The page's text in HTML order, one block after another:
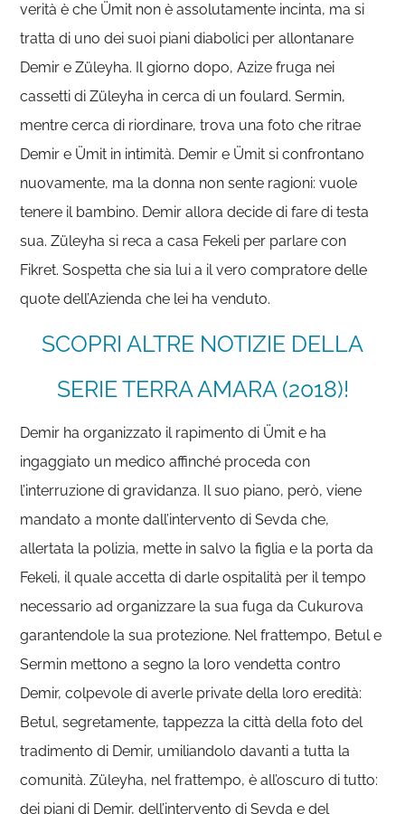
verità è che Ümit non è assolutamente incinta, ma si
tratta di uno dei suoi piani diabolici per allontanare
Demir e Züleyha. Il giorno dopo, Azize fruga nei
cassetti di Züleyha in cerca di un foulard. Sermin,
mentre cerca di riordinare, trova una foto che ritrae
Demir e Ümit in intimità. Demir e Ümit si confrontano
nuovamente, ma la donna non sente ragioni: vuole
tenere il bambino. Demir allora decide di fare di testa
sua. Züleyha si reca a casa Fekeli per parlare con
Fikret. Sospetta che sia lui a il vero compratore delle
quote dell’Azienda che lei ha venduto.
SCOPRI ALTRE NOTIZIE DELLA
SERIE TERRA AMARA (2018)!
Demir ha organizzato il rapimento di Ümit e ha
ingaggiato un medico affinché proceda con
l’interruzione di gravidanza. Il suo piano, però, viene
mandato a monte dall’intervento di Sevda che,
allertata la polizia, mette in salvo la figlia e la porta da
Fekeli, il quale accetta di darle ospitalità per il tempo
necessario ad organizzare la sua fuga da Cukurova
garantendole la sua protezione. Nel frattempo, Betul e
Sermin mettono a segno la loro vendetta contro
Demir, colpevole di averle private della loro eredità:
Betul, segretamente, tappezza la città della foto del
tradimento di Demir, umiliandolo davanti a tutta la
comunità. Züleyha, nel frattempo, è all’oscuro di tutto:
dei piani di Demir, dell’intervento di Sevda e del